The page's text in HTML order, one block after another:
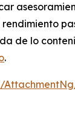
de lo
.